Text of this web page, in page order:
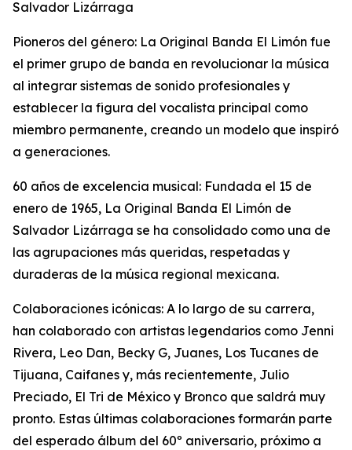
Salvador Lizárraga
Pioneros del género: La Original Banda El Limón fue
el primer grupo de banda en revolucionar la música
al integrar sistemas de sonido profesionales y
establecer la figura del vocalista principal como
miembro permanente, creando un modelo que inspiró
a generaciones.
60 años de excelencia musical: Fundada el 15 de
enero de 1965, La Original Banda El Limón de
Salvador Lizárraga se ha consolidado como una de
las agrupaciones más queridas, respetadas y
duraderas de la música regional mexicana.
Colaboraciones icónicas: A lo largo de su carrera,
han colaborado con artistas legendarios como Jenni
Rivera, Leo Dan, Becky G, Juanes, Los Tucanes de
Tijuana, Caifanes y, más recientemente, Julio
Preciado, El Tri de México y Bronco que saldrá muy
pronto. Estas últimas colaboraciones formarán parte
del esperado álbum del 60º aniversario, próximo a